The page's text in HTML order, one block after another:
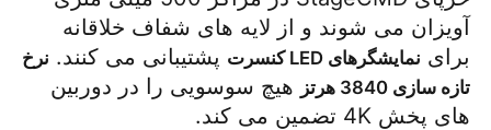
برای نمایشگرهای LED کنسرت پشتیبانی می کنند.
تازه سازی 3840 هرتز
های پخش 4K تضمین می کند.